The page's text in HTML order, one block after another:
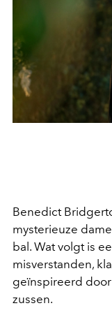
Benedict
mysterieuze
bal. Wat volgt is
misverstanden,
geïnspireerd
zussen.